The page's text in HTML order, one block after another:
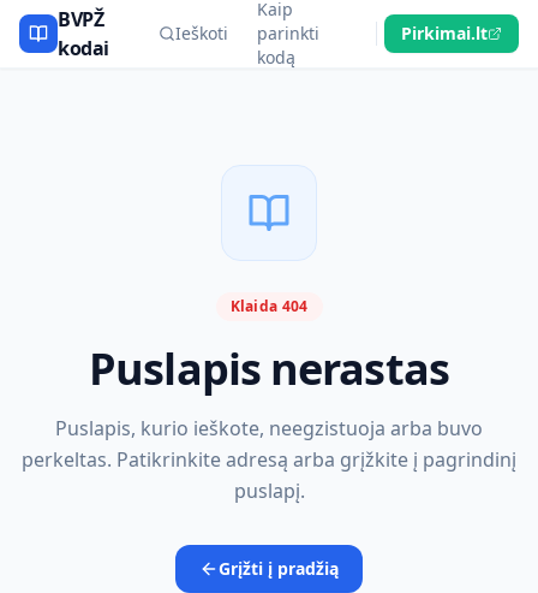
BVPŽ
kodai
Ieškoti
Kaip
parinkti
kodą
Pirkimai.lt
Klaida 404
Puslapis nerastas
Puslapis, kurio ieškote, neegzistuoja arba buvo
perkeltas. Patikrinkite adresą arba grįžkite į pagrindinį
puslapį.
Grįžti į pradžią